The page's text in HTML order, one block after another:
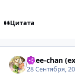
Цитата
onee-chan
28 Сентября,